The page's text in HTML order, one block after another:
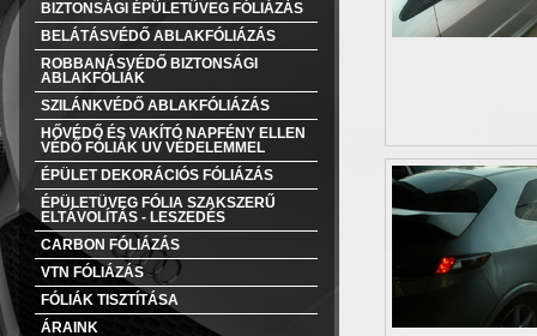
BIZTONSÁGI ÉPÜLETÜVEG FÓLIÁZÁS
BELÁTÁSVÉDŐ ABLAKFÓLIÁZÁS
ROBBANÁSVÉDŐ BIZTONSÁGI
ABLAKFÓLIÁK
SZILÁNKVÉDŐ ABLAKFÓLIÁZÁS
HŐVÉDŐ ÉS VAKÍTÓ NAPFÉNY ELLEN
VÉDŐ FÓLIÁK UV VÉDELEMMEL
ÉPÜLET DEKORÁCIÓS FÓLIÁZÁS
ÉPÜLETÜVEG FÓLIA SZAKSZERŰ
ELTÁVOLÍTÁS - LESZEDÉS
CARBON FÓLIÁZÁS
VTN FÓLIÁZÁS
FÓLIÁK TISZTÍTÁSA
ÁRAINK